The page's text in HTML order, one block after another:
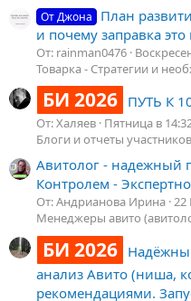
От Джона
План
и почему заправка
От: rainman0476
Товарка - Стратегии и
БИ 2026 ПУТЬ К
От: Халяев Пятница в
Блоги и отчеты участников
Авитолог - надежный
Контролем -
От: Андрианова Ирина 22
Менеджеры авито
БИ 2026
анализ Авито (ниша,
рекомендациями.